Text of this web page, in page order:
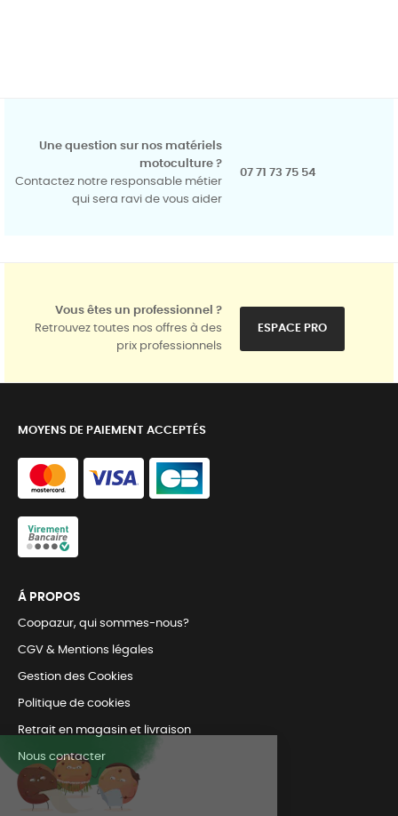
Une question sur nos matériels
motoculture ?
Contactez notre responsable métier
qui sera ravi de vous aider
07 71 73 75 54
Vous êtes un professionnel ?
Retrouvez toutes nos offres à des
prix professionnels
ESPACE PRO
MOYENS DE PAIEMENT ACCEPTÉS
Á PROPOS
Coopazur, qui sommes-nous?
CGV & Mentions légales
Gestion des Cookies
Politique de cookies
Retrait en magasin et livraison
Nous contacter